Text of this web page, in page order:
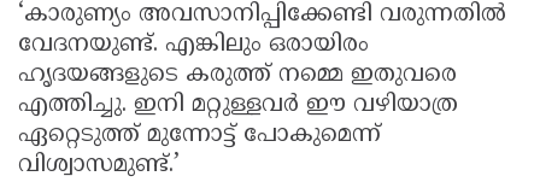
‘കാരുണ്യം അവസാനിപ്പിക്കേണ്ടി വരുന്നതിൽ
വേദനയുണ്ട്. എങ്കിലും ഒരായിരം
ഹൃദയങ്ങളുടെ കരുത്ത് നമ്മെ ഇതുവരെ
എത്തിച്ചു. ഇനി മറ്റുള്ളവർ ഈ വഴിയാത്ര
ഏറ്റെടുത്ത് മുന്നോട്ട് പോകുമെന്ന്
വിശ്വാസമുണ്ട്.’